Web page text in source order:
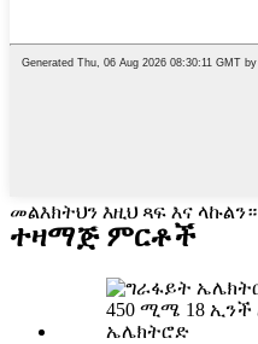
መልእክትህን እዚህ ጻፍ እና ላኩልን።
ተዛማጅ ምርቶች